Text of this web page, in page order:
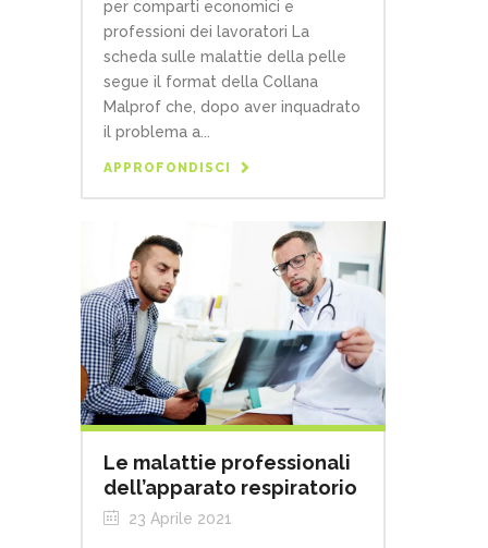
per comparti economici e
professioni dei lavoratori La
scheda sulle malattie della pelle
segue il format della Collana
Malprof che, dopo aver inquadrato
il problema a...
APPROFONDISCI
Le malattie professionali
dell’apparato respiratorio
23 Aprile 2021